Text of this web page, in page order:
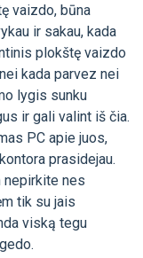
vaizdo, būna
ir sakau, kada
plokštę vaizdo
kada parvez nei
lygis sunku
ir gali valint iš čia.
PC apie juos,
prasidejau.
nepirkite nes
tik su jais
viską tegu